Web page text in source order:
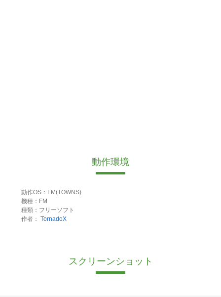
動作環境
動作OS：FM(TOWNS)
機種：FM
種類：フリーソフト
作者： TornadoX
スクリーンショット